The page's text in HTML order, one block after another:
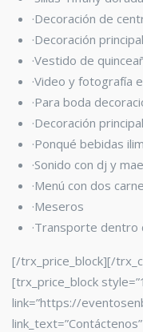
·Decoración de
·Decoración
·Vestido de
·Video y fotografía
·Para boda
·Decoración principal
·Ponqué bebidas
·Sonido con dj y
·Menú con dos
·Meseros
·Transporte dentro
[/trx_price_block][/
[trx_price_block
link=”https://